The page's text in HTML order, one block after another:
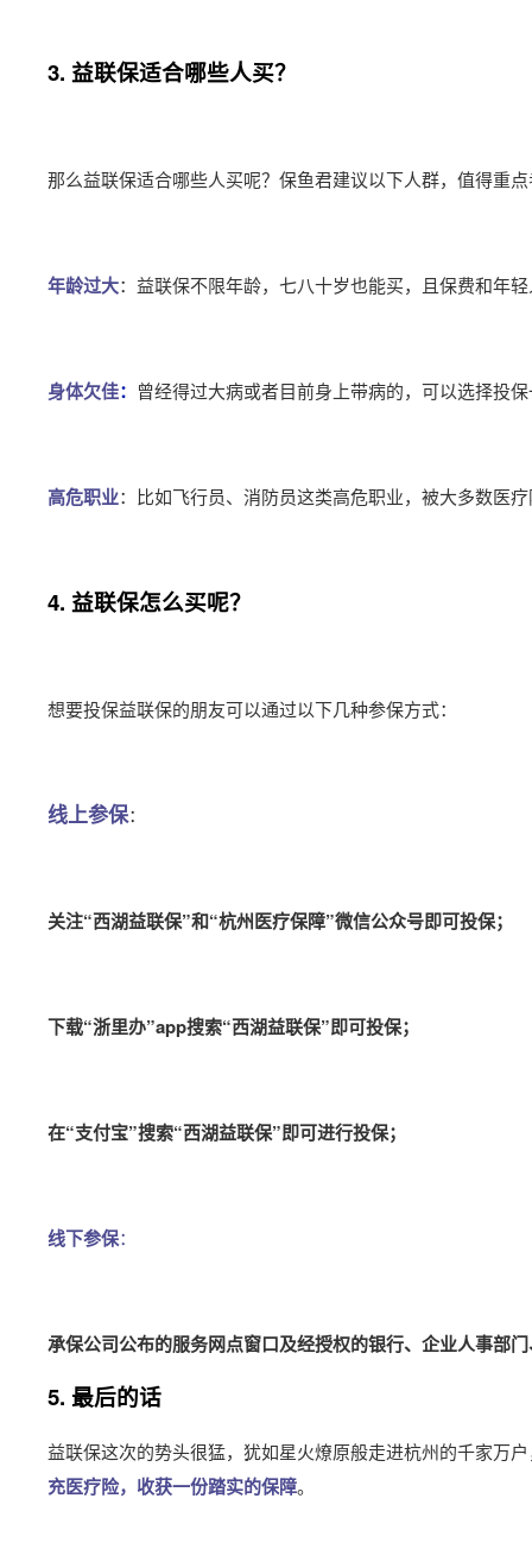
3. 益联保适合哪些人买？
那么益联保适合哪些人买呢？保鱼君建议以下人群，值得重
年龄过大：益联保不限年龄，七八十岁也能买，且保费和年
身体欠佳： 曾经得过大病或者目前身上带病的，可以选择投
高危职业：比如飞行员、消防员这类高危职业，被大多数医
4. 益联保怎么买呢？
想要投保益联保的朋友可以通过以下几种参保方式：
线上参保：
关注“西湖益联保”和“杭州医疗保障”微信公众号即可投保；
下载“浙里办”app搜索“西湖益联保”即可投保；
在“支付宝”搜索“西湖益联保”即可进行投保；
线下参保：
承保公司公布的服务网点窗口及经授权的银行、企业人事部
5. 最后的话
益联保这次的势头很猛，犹如星火燎原般走进杭州的千家万
充医疗险，收获一份踏实的保障。